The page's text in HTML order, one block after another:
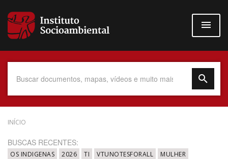
para
conteúdo
Data do Documento
INÍCIO
BUSCAS RECENTES:
OS INDIGENAS 2026 TI VTUNOTESFORALL MULHER